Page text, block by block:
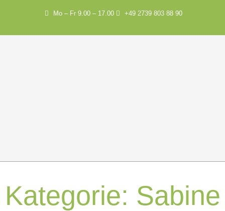
Mo – Fr 9.00 – 17.00 +49 2739 803 88 90
Kategorie: Sabine